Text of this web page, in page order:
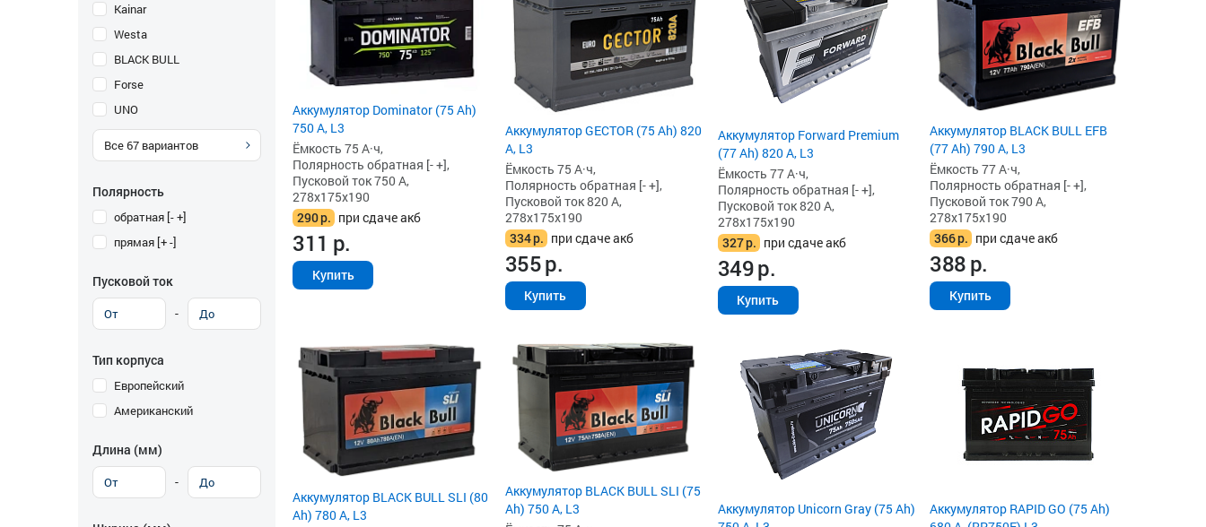
Kainar
Westa
BLACK BULL
Forse
UNO
Все67 вариантов
Полярность
обратная [- +]
прямая [+ -]
Пусковой ток
-
Тип корпуса
Европейский
Американский
Длина (мм)
-
Аккумулятор Dominator (75 Ah)
750 А, L3
Ёмкость 75 А·ч,
Полярность обратная [- +],
Пусковой ток 750 А,
278x175x190
290р. при сдаче акб
311 р.
Купить
Аккумулятор GECTOR (75 Ah) 820
А, L3
Ёмкость 75 А·ч,
Полярность обратная [- +],
Пусковой ток 820 А,
278x175x190
334р. при сдаче акб
355р.
Купить
Аккумулятор Forward Premium
(77 Ah) 820 А, L3
Ёмкость 77 А·ч,
Полярность обратная [- +],
Пусковой ток 820 А,
278x175x190
327р. при сдаче акб
349р.
Купить
Аккумулятор BLACK BULL EFB
(77 Ah) 790 А, L3
Ёмкость 77 А·ч,
Полярность обратная [- +],
Пусковой ток 790 А,
278x175x190
366р. при сдаче акб
388р.
Купить
Аккумулятор BLACK BULL SLI (80
Ah) 780 А, L3
Аккумулятор BLACK BULL SLI (75
Ah) 750 А, L3
Аккумулятор Unicorn Gray (75 Ah)
Аккумулятор RAPID GO (75 Ah)